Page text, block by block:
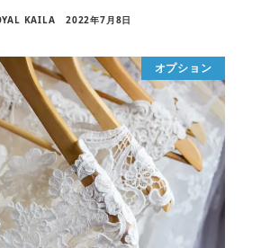
KAILA 2022年7月8日
オプション